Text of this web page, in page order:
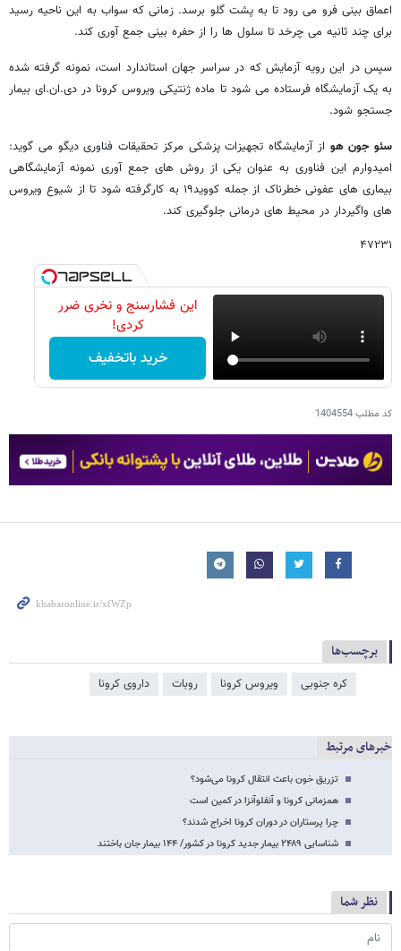
اعماق بینی فرو می رود تا به پشت گلو برسد. زمانی که سواب به این ناحیه رسید
برای چند ثانیه می چرخد تا سلول ها را از حفره بینی جمع آوری کند.
سپس در این رویه آزمایش که در سراسر جهان استاندارد است، نمونه گرفته شده
به یک آزمایشگاه فرستاده می شود تا ماده ژنتیکی ویروس کرونا در دی.ان.ای بیمار
جستجو شود.
سئو جون هو از آزمایشگاه تجهیزات پزشکی مرکز تحقیقات فناوری دیگو می گوید:
امیدوارم این فناوری به عنوان یکی از روش های جمع آوری نمونه آزمایشگاهی
بیماری های عفونی خطرناک از جمله کووید۱۹ به کارگرفته شود تا از شیوع ویروس
های واگیردار در محیط های درمانی جلوگیری کند.
۴۷۲۳۱
این فشارسنج و نخری ضرر
کردی!
خرید باتخفیف
کد مطلب1404554
برچسب‌ها
کره جنوبی ویروس کرونا روبات داروی کرونا
خبرهای مرتبط
تزریق خون باعث انتقال کرونا می‌شود؟
همزمانی کرونا و آنفلوآنزا در کمین است
چرا پرستاران در دوران کرونا اخراج شدند؟
شناسایی ۲۴۸۹ بیمار جدید کرونا در کشور/ ۱۴۴ بیمار جان باختند
نظر شما